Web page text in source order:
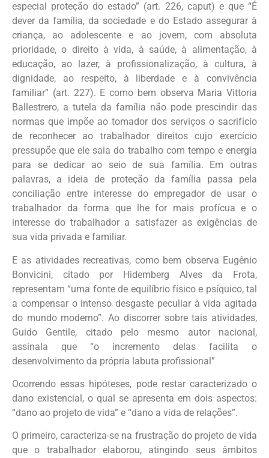
especial proteção do estado” (art. 226, caput) e que “É
dever da família, da sociedade e do Estado assegurar à
criança, ao adolescente e ao jovem, com absoluta
prioridade, o direito à vida, à saúde, à alimentação, à
educação, ao lazer, à profissionalização, à cultura, à
dignidade, ao respeito, à liberdade e à convivência
familiar” (art. 227). E como bem observa Maria Vittoria
Ballestrero, a tutela da família não pode prescindir das
normas que impõe ao tomador dos serviços o sacrifício
de reconhecer ao trabalhador direitos cujo exercício
pressupõe que ele saia do trabalho com tempo e energia
para se dedicar ao seio de sua família. Em outras
palavras, a ideia de proteção da família passa pela
conciliação entre interesse do empregador de usar o
trabalhador da forma que lhe for mais profícua e o
interesse do trabalhador a satisfazer as exigências de
sua vida privada e familiar.
E as atividades recreativas, como bem observa Eugênio
Bonvicini, citado por Hidemberg Alves da Frota,
representam “uma fonte de equilíbrio físico e psíquico, tal
a compensar o intenso desgaste peculiar à vida agitada
do mundo moderno”. Ao discorrer sobre tais atividades,
Guido Gentile, citado pelo mesmo autor nacional,
assinala que “o incremento delas facilita o
desenvolvimento da própria labuta profissional”
Ocorrendo essas hipóteses, pode restar caracterizado o
dano existencial, o qual se apresenta em dois aspectos:
“dano ao projeto de vida” e “dano a vida de relações”.
O primeiro, caracteriza-se na frustração do projeto de vida
que o trabalhador elaborou, atingindo seus âmbitos